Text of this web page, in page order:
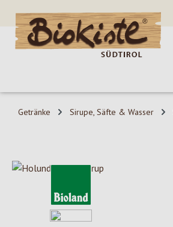
Hauptinhalt springen
Zur Suche springen
Zur Hauptnavigation springen
Getränke Sirupe, Säfte & Wasser
Bildergalerie überspringen